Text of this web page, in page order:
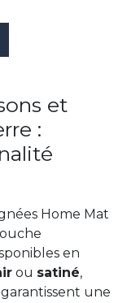
et
:
Home Mat
en
ou satiné,
une